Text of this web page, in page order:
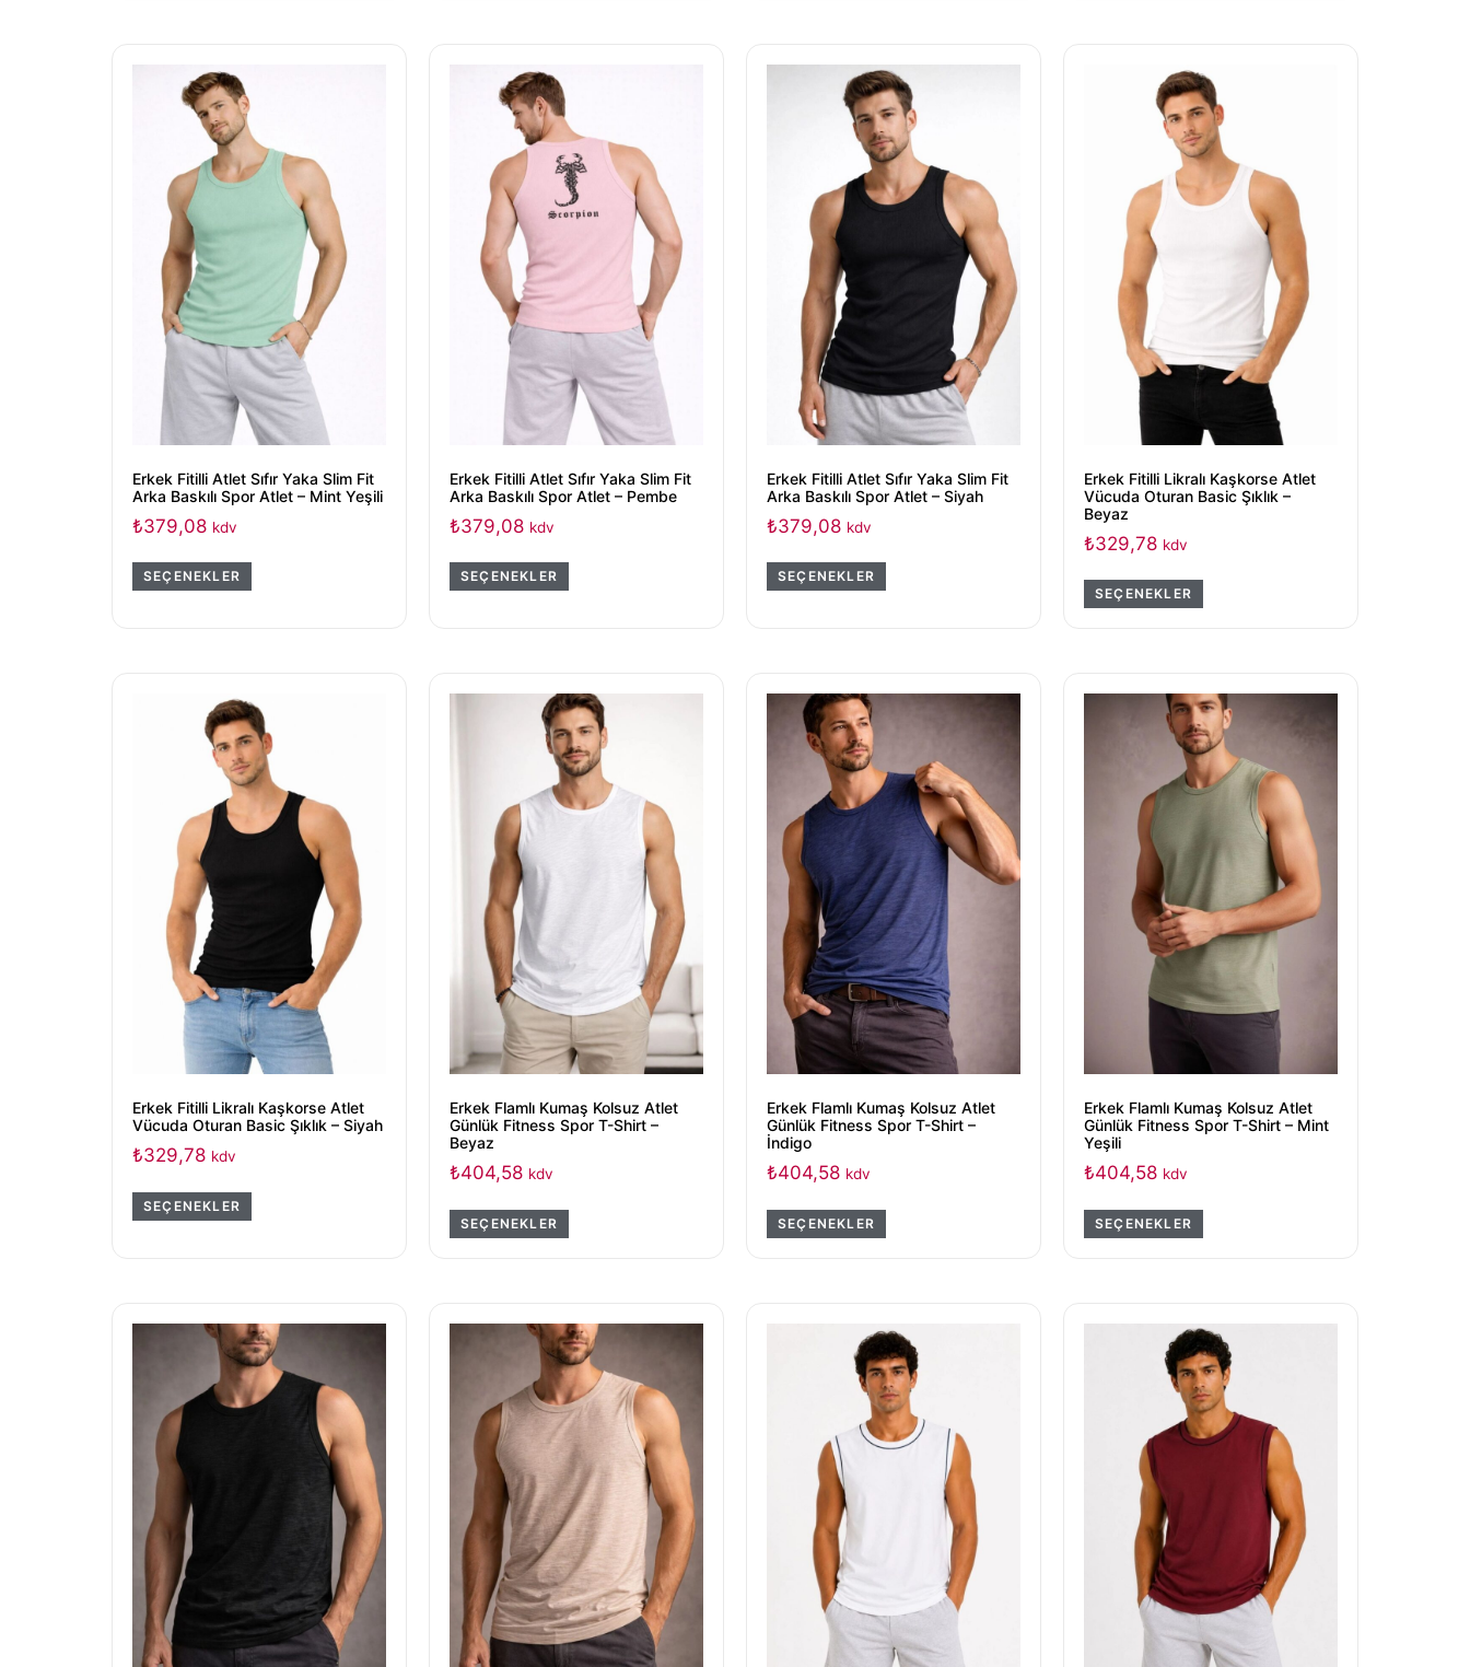
Erkek Fitilli Atlet Sıfır Yaka Slim Fit
Arka Baskılı Spor Atlet – Mint Yeşili
₺379,08 kdv
SEÇENEKLER
Erkek Fitilli Atlet Sıfır Yaka Slim Fit
Arka Baskılı Spor Atlet – Pembe
₺379,08 kdv
SEÇENEKLER
Erkek Fitilli Atlet Sıfır Yaka Slim Fit
Arka Baskılı Spor Atlet – Siyah
₺379,08 kdv
SEÇENEKLER
Erkek Fitilli Likralı Kaşkorse Atlet
Vücuda Oturan Basic Şıklık –
Beyaz
₺329,78 kdv
SEÇENEKLER
Erkek Fitilli Likralı Kaşkorse Atlet
Vücuda Oturan Basic Şıklık – Siyah
₺329,78 kdv
SEÇENEKLER
Erkek Flamlı Kumaş Kolsuz Atlet
Günlük Fitness Spor T-Shirt –
Beyaz
₺404,58 kdv
SEÇENEKLER
Erkek Flamlı Kumaş Kolsuz Atlet
Günlük Fitness Spor T-Shirt –
İndigo
₺404,58 kdv
SEÇENEKLER
Erkek Flamlı Kumaş Kolsuz Atlet
Günlük Fitness Spor T-Shirt – Mint
Yeşili
₺404,58 kdv
SEÇENEKLER